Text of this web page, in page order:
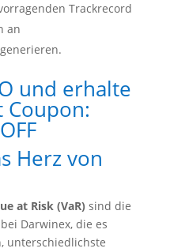
Trackrecord
an
und erhalte
Coupon:
Herz von
at Risk (VaR) sind die
Darwinex, die es
unterschiedlichste